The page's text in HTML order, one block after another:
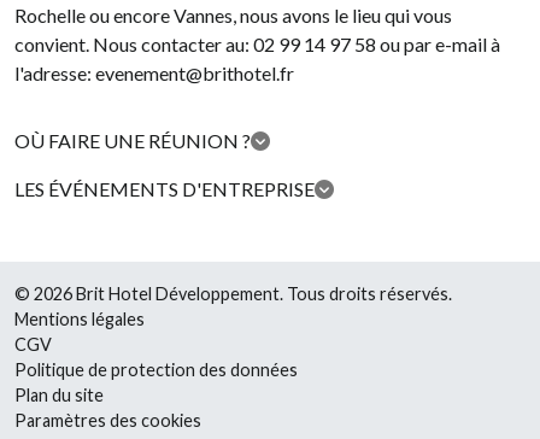
Rochelle ou encore Vannes, nous avons le lieu qui vous
convient. Nous contacter au: 02 99 14 97 58 ou par e-mail à
l'adresse: evenement@brithotel.fr
OÙ FAIRE UNE RÉUNION ?
LES ÉVÉNEMENTS D'ENTREPRISE
© 2026 Brit Hotel Développement. Tous droits réservés.
Mentions légales
CGV
Politique de protection des données
Plan du site
Paramètres des cookies